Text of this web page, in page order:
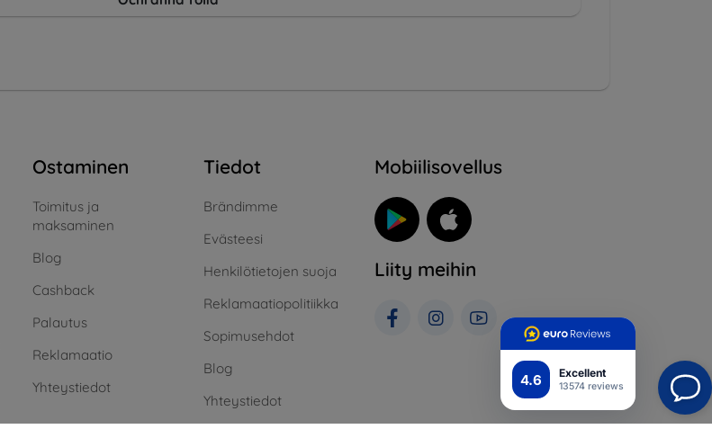
4.6 Excellent
13574 reviews
Ostaminen
Toimitus ja
maksaminen
Blog
Cashback
Palautus
Reklamaatio
Yhteystiedot
Tiedot
Brändimme
Evästeesi
Henkilötietojen suoja
Reklamaatiopolitiikka
Sopimusehdot
Blog
Yhteystiedot
Mobiilisovellus
Liity meihin